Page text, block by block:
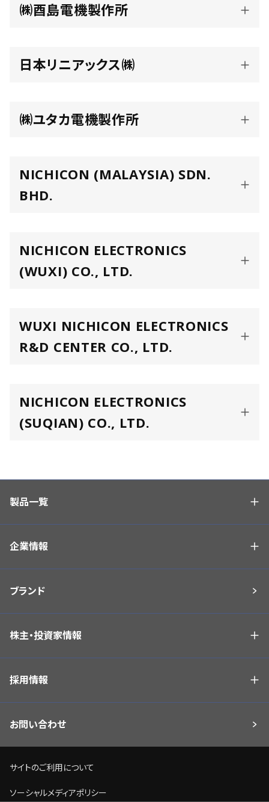
㈱酉島電機製作所
日本リニアックス㈱
㈱ユタカ電機製作所
NICHICON (MALAYSIA) SDN.
BHD.
NICHICON ELECTRONICS
(WUXI) CO., LTD.
WUXI NICHICON ELECTRONICS
R&D CENTER CO., LTD.
NICHICON ELECTRONICS
(SUQIAN) CO., LTD.
製品一覧
企業情報
ブランド
株主・投資家情報
採用情報
お問い合わせ
サイトのご利用について
ソーシャルメディアポリシー